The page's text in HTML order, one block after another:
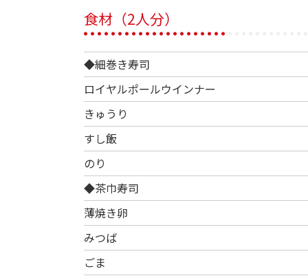
食材（2人分）
◆細巻き寿司
ロイヤルポールウインナー
きゅうり
すし飯
のり
◆茶巾寿司
薄焼き卵
みつば
ごま